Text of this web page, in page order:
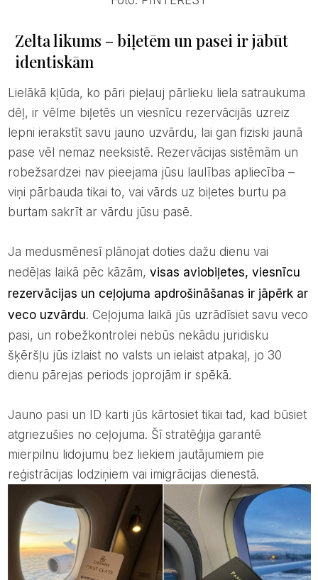
Zelta likums – biļetēm un pasei ir jābūt
identiskām
Lielākā kļūda, ko pāri pieļauj pārlieku liela satraukuma
dēļ, ir vēlme biļetēs un viesnīcu rezervācijās uzreiz
lepni ierakstīt savu jauno uzvārdu, lai gan fiziski jaunā
pase vēl nemaz neeksistē. Rezervācijas sistēmām un
robežsardzei nav pieejama jūsu laulības apliecība –
viņi pārbauda tikai to, vai vārds uz biļetes burtu pa
burtam sakrīt ar vārdu jūsu pasē.
Ja medusmēnesī plānojat doties dažu dienu vai
nedēļas laikā pēc kāzām, visas aviobiļetes, viesnīcu
rezervācijas un ceļojuma apdrošināšanas ir jāpērk ar
veco uzvārdu. Ceļojuma laikā jūs uzrādīsiet savu veco
pasi, un robežkontrolei nebūs nekādu juridisku
šķēršļu jūs izlaist no valsts un ielaist atpakaļ, jo 30
dienu pārejas periods joprojām ir spēkā.
Jauno pasi un ID karti jūs kārtosiet tikai tad, kad būsiet
atgriezušies no ceļojuma. Šī stratēģija garantē
mierpilnu lidojumu bez liekiem jautājumiem pie
reģistrācijas lodziņiem vai imigrācijas dienestā.